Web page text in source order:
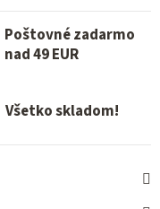
Poštovné zadarmo
nad 49 EUR
Všetko skladom!